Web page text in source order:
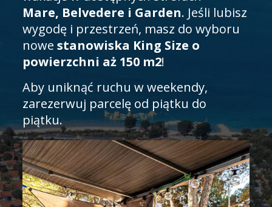
Mare, Belvedere i Garden. Jeśli lubisz
wygodę i przestrzeń, masz do wyboru
nowestanowiska King Size o
powierzchni aż 150 m2!
Aby uniknąć ruchu w weekendy,
zarezerwuj parcelę od piątku do
piątku.